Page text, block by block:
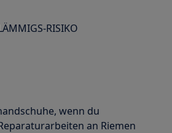
RISIKO
wenn du
an Riemen